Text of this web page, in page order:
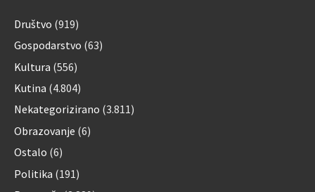
Društvo (919)
Gospodarstvo (63)
Kultura (556)
Kutina (4.804)
Nekategorizirano (3.811)
Obrazovanje (6)
Ostalo (6)
Politika (191)